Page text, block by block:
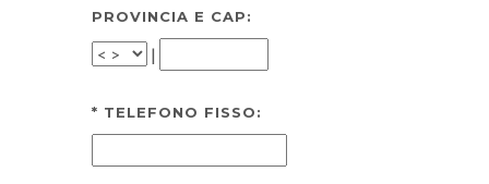
PROVINCIA E CAP:
|
* TELEFONO FISSO: